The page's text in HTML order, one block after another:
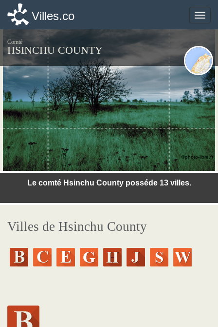
Toggle
Villes.co
Comté
HSINCHU COUNTY
Le comté Hsinchu County posséde 13 villes.
©photo-libre.fr
Villes de Hsinchu County
Toggle
Villes.co